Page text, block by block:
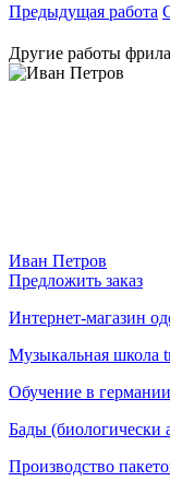
Предыдущая работа
Другие работы
Иван Петров
Предложить заказ
Интернет-магазин
Музыкальная школа
Обучение в
Бады (биологически
Производство